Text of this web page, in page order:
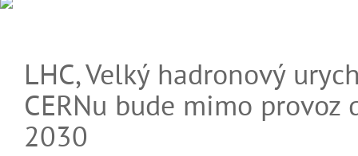
LHC, Velký hadronový
CERNu bude mimo provoz
2030